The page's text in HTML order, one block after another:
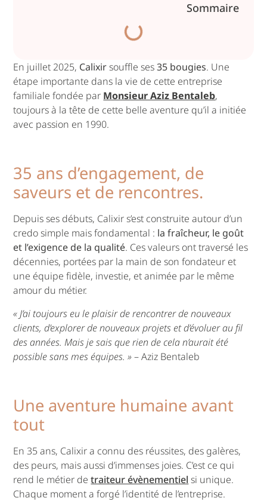
En juillet 2025, Calixirsouffle ses35 bougies. Une
étape importante dans la vie de cette entreprise
familiale fondée par Monsieur Aziz Bentaleb,
toujours à la tête de cette belle aventure qu’il a initiée
avec passion en 1990.
35 ans d’engagement, de
saveurs et de rencontres.
Depuis ses débuts, Calixir s’est construite autour d’un
credo simple mais fondamental : la fraîcheur, le goût
et l’exigence de la qualité. Ces valeurs ont traversé les
décennies, portées par la main de son fondateur et
une équipe fidèle, investie, et animée par le même
amour du métier.
« J’ai toujours eu le plaisir de rencontrer de nouveaux
clients, d’explorer de nouveaux projets et d’évoluer au fil
des années. Mais je sais que rien de cela n’aurait été
possible sans mes équipes. »– Aziz Bentaleb
Une aventure humaine avant
tout
En 35 ans, Calixir a connu des réussites, des galères,
des peurs, mais aussi d’immenses joies. C’est ce qui
rend le métier detraiteur évènementiel si unique.
Chaque moment a forgé l’identité de l’entreprise.
Sommaire